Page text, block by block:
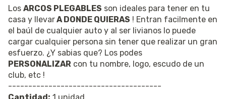
Los ARCOS PLEGABLES son ideales para tener en tu
casa y llevarA DONDE QUIERAS ! Entran facilmente en
el baúl de cualquier auto y al ser livianos lo puede
cargar cualquier persona sin tener que realizar un gran
esfuerzo. ¿Y sabias que? Los podes
PERSONALIZAR con tu nombre, logo, escudo de un
club, etc !
--------------------------------------